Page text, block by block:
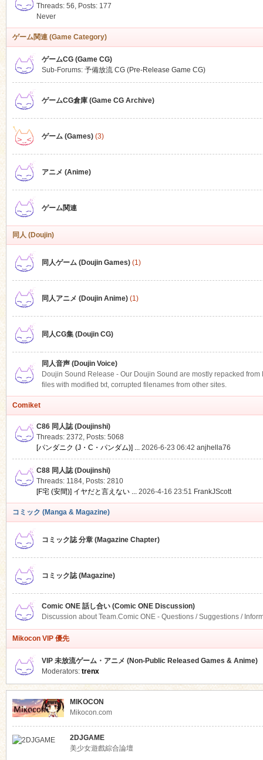
Threads: 56, Posts: 177
Never
ゲーム関連 (Game Category)
ゲームCG (Game CG)
Sub-Forums: 予備放流 CG (Pre-Release Game CG)
ゲームCG倉庫 (Game CG Archive)
ゲーム (Games)(3)
アニメ (Anime)
ゲーム関連
同人 (Doujin)
同人ゲーム (Doujin Games)(1)
同人アニメ (Doujin Anime)(1)
同人CG集 (Doujin CG)
同人音声 (Doujin Voice)
Doujin Sound Release - Our Doujin Sound are mostly repacked
files with modified txt, corrupted filenames from other sites.
Comiket
C86 同人誌 (Doujinshi)
Threads: 2372, Posts: 5068
[パンダニク (J・C・パンダム)] ... 2026-6-23 06:42 anjhella76
C88 同人誌 (Doujinshi)
Threads: 1184, Posts: 2810
[F宅 (安間)] イヤだと言えない ... 2026-4-16 23:51 FrankJScott
コミック (Manga & Magazine)
コミック誌 分章 (Magazine Chapter)
コミック誌 (Magazine)
Comic ONE 話し合い (Comic ONE Discussion)
Discussion about Team.Comic ONE - Questions / Suggestions /
Mikocon VIP 優先
VIP 未放流ゲーム・アニメ (Non-Public Released Games & Anime)
Moderators: trenx
MIKOCON
Mikocon.com
2DJGAME
美少女遊戲綜合論壇